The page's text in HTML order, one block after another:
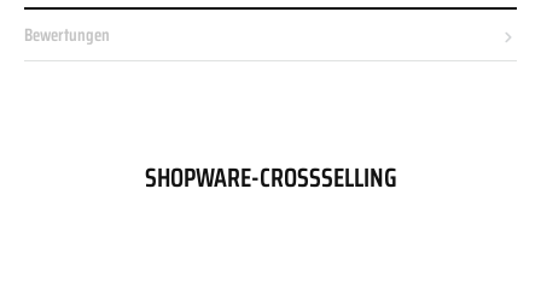
Bewertungen
SHOPWARE-CROSSSELLING